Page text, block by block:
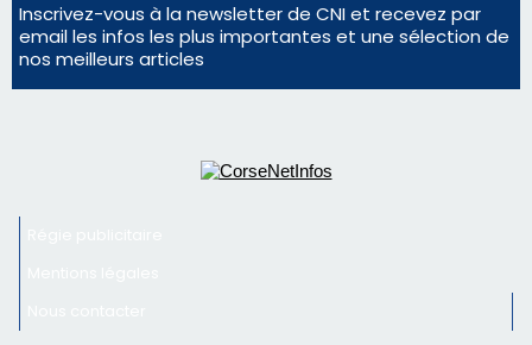
Inscrivez-vous à la newsletter de CNI et recevez par
email les infos les plus importantes et une sélection de
nos meilleurs articles